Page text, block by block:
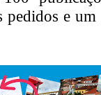
pedidos e um